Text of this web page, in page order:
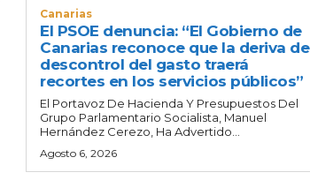
Canarias
El PSOE denuncia: “El Gobierno de
Canarias reconoce que la deriva de
descontrol del gasto traerá
recortes en los servicios públicos”
El Portavoz De Hacienda Y Presupuestos Del
Grupo Parlamentario Socialista, Manuel
Hernández Cerezo, Ha Advertido...
Agosto 6, 2026